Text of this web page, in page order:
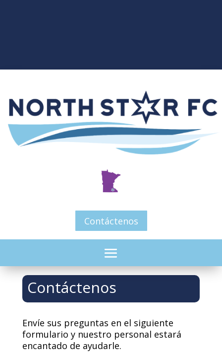
Contáctenos
Contáctenos
Envíe sus preguntas en el siguiente
formulario y nuestro personal estará
encantado de ayudarle.